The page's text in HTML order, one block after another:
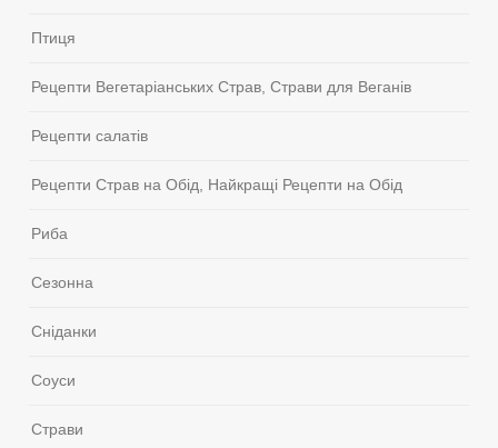
Птиця
Рецепти Вегетаріанських Страв, Страви для Веганів
Рецепти салатів
Рецепти Страв на Обід, Найкращі Рецепти на Обід
Риба
Сезонна
Сніданки
Соуси
Страви